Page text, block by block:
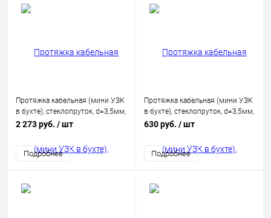
Протяжка кабельная (мини УЗК
в бухте), стеклопруток, d=3,5мм,
50м КРАСНАЯ
2 273 руб. / шт
Подробнее
Протяжка кабельная (мини УЗК
в бухте), стеклопруток, d=3,5мм,
5м КРАСНАЯ
630 руб. / шт
Подробнее